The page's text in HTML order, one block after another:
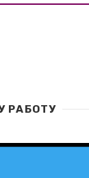
РАБОТУ